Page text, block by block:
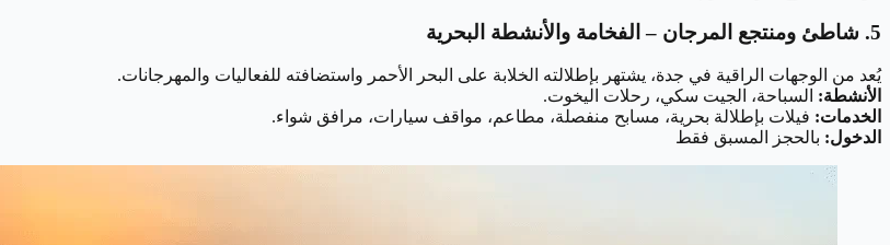
5. شاطئ ومنتجع المرجان – الفخامة والأنشطة البحرية
يُعد من الوجهات الراقية في جدة، يشتهر بإطلالته الخلابة على البحر الأحمر واستضافته للفعاليات والمهرجانات.
الأنشطة: السباحة، الجيت سكي، رحلات اليخوت.
الخدمات: فيلات بإطلالة بحرية، مسابح منفصلة، مطاعم، مواقف سيارات، مرافق شواء.
الدخول: بالحجز المسبق فقط